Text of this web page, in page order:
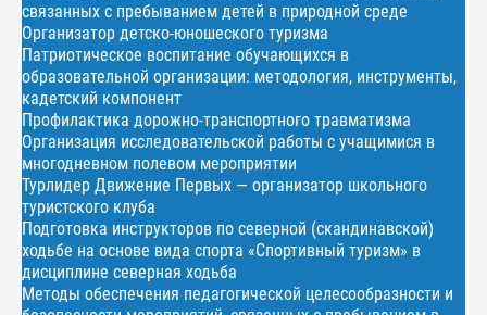
связанных с пребыванием детей в природной среде
Организатор детско-юношеского туризма
Патриотическое воспитание обучающихся в
образовательной организации: методология, инструменты,
кадетский компонент
Профилактика дорожно-транспортного травматизма
Организация исследовательской работы с учащимися в
многодневном полевом мероприятии
Турлидер Движение Первых — организатор школьного
туристского клуба
Подготовка инструкторов по северной (скандинавской)
ходьбе на основе вида спорта «Спортивный туризм» в
дисциплине северная ходьба
Методы обеспечения педагогической целесообразности и